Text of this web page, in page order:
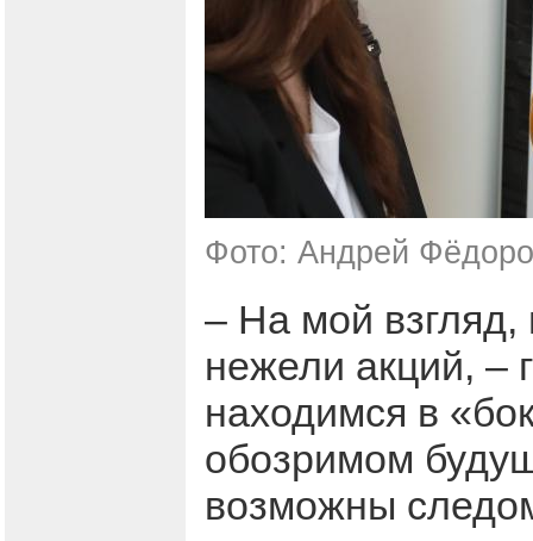
Фото: Андрей
– На мой взгляд,
нежели акций, –
находимся в
обозримом
возможны